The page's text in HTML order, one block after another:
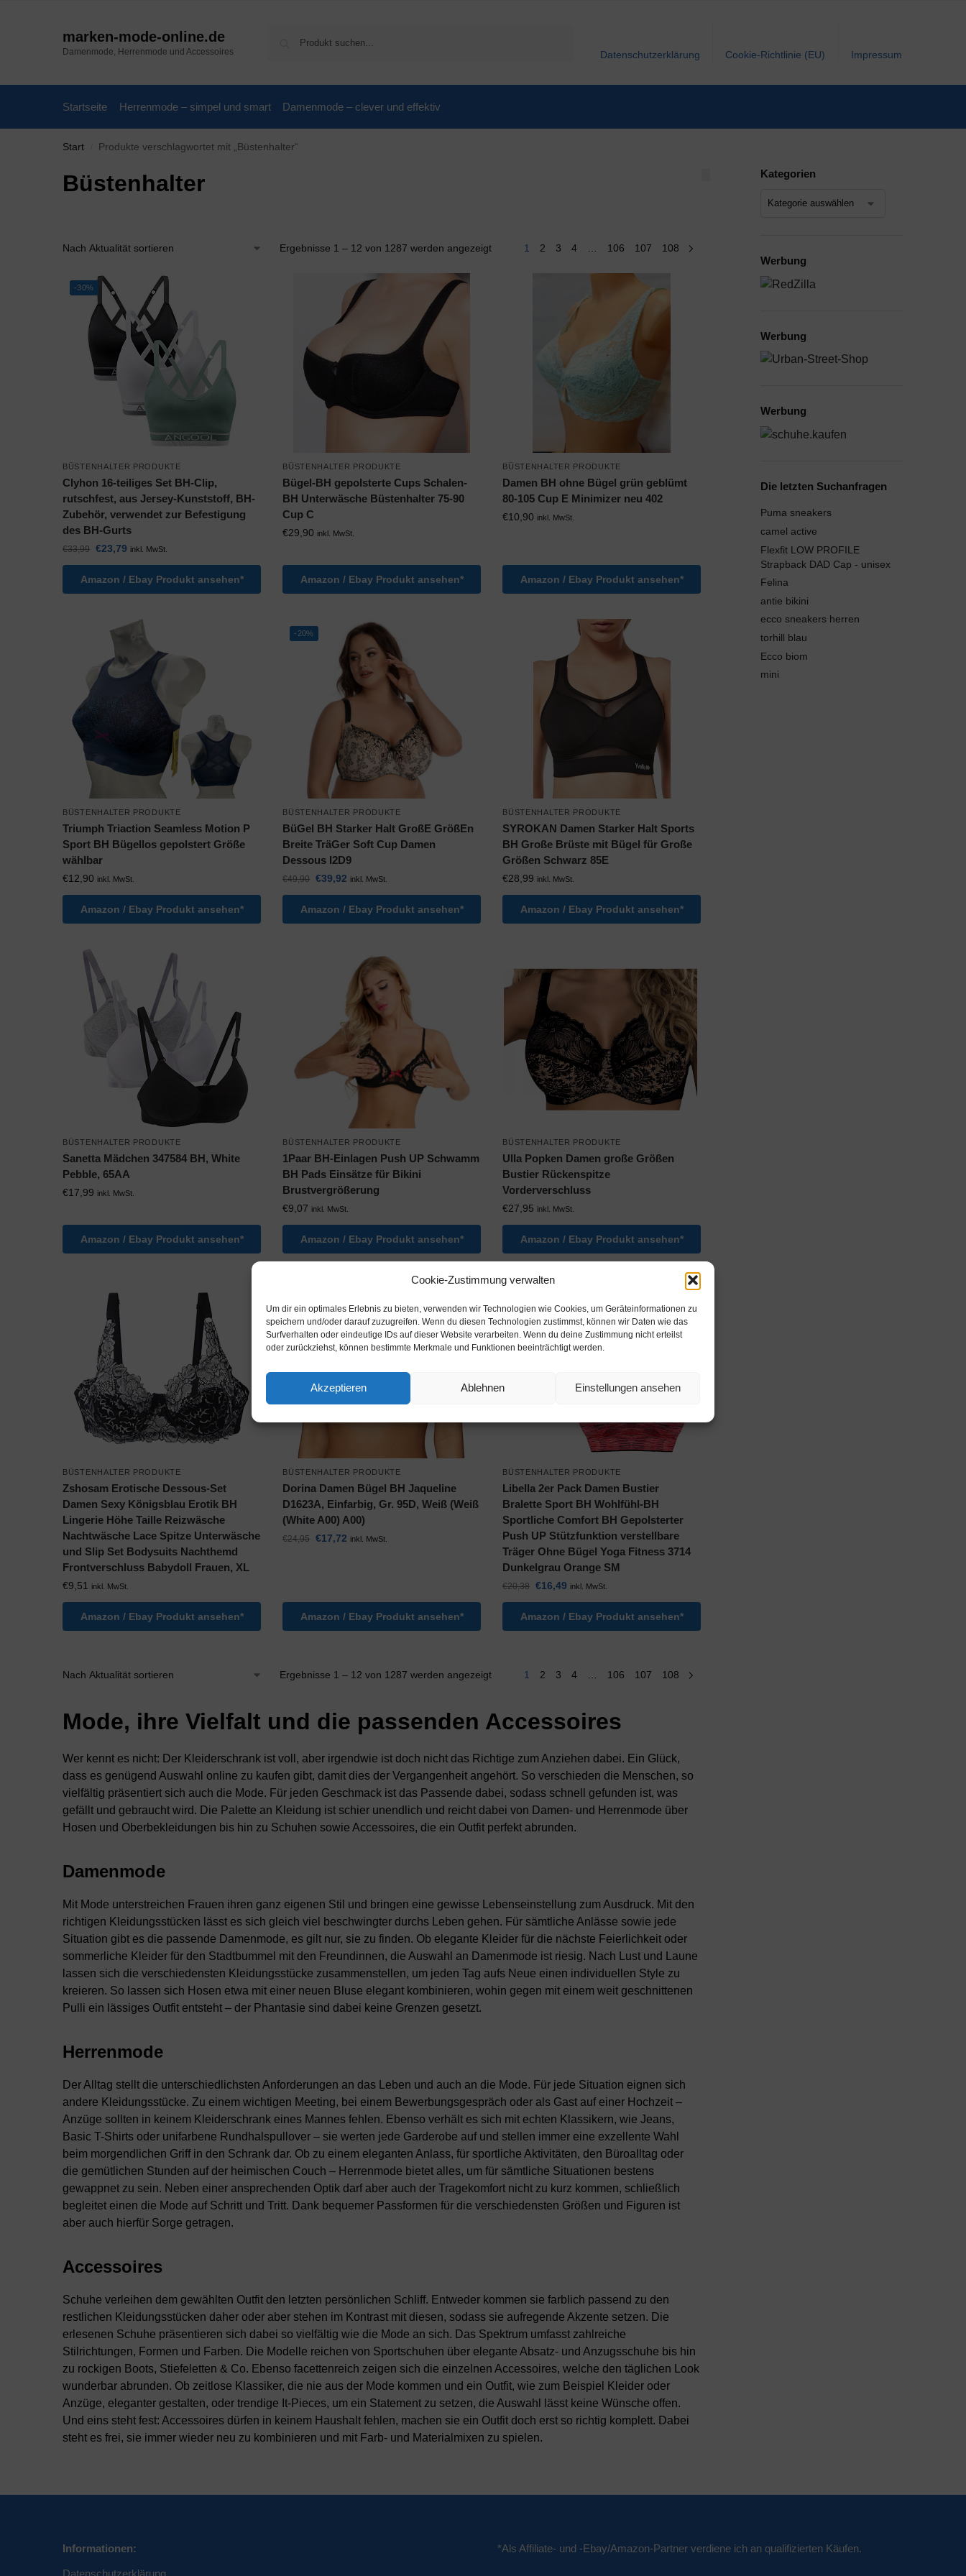
Cookie-Zustimmung verwalten
Um dir ein optimales Erlebnis zu bieten, verwenden wir Technologien wie Cookies, um Geräteinformationen zu
speichern und/oder darauf zuzugreifen. Wenn du diesen Technologien zustimmst, können wir Daten wie das
Surfverhalten oder eindeutige IDs auf dieser Website verarbeiten. Wenn du deine Zustimmung nicht erteilst
oder zurückziehst, können bestimmte Merkmale und Funktionen beeinträchtigt werden.
Akzeptieren Ablehnen Einstellungen ansehen
marken-mode-online.de
Damenmode, Herrenmode und Accessoires Datenschutzerklärung Cookie-Richtlinie (EU) Impressum
Startseite Herrenmode – simpel und smart Damenmode – clever und effektiv
Start Produkte verschlagwortet mit „Büstenhalter“
Büstenhalter
Ergebnisse 1 – 12 von 1287 werden angezeigt 1 2 3 4 106 107 108
-30%
BÜSTENHALTER PRODUKTE
Clyhon 16-teiliges Set BH-Clip,
rutschfest, aus Jersey-Kunststoff, BH-
Zubehör, verwendet zur Befestigung
des BH-Gurts
€33,99 €23,79 inkl. MwSt.
Amazon / Ebay Produkt ansehen*
BÜSTENHALTER PRODUKTE
Bügel-BH gepolsterte Cups Schalen-
BH Unterwäsche Büstenhalter 75-90
Cup C
€29,90 inkl. MwSt.
Amazon / Ebay Produkt ansehen*
BÜSTENHALTER PRODUKTE
Damen BH ohne Bügel grün geblümt
80-105 Cup E Minimizer neu 402
€10,90 inkl. MwSt.
Amazon / Ebay Produkt ansehen*
BÜSTENHALTER PRODUKTE
Triumph Triaction Seamless Motion P
Sport BH Bügellos gepolstert Größe
wählbar
€12,90 inkl. MwSt.
Amazon / Ebay Produkt ansehen*
-20%
BÜSTENHALTER PRODUKTE
BüGel BH Starker Halt GroßE GrößEn
Breite TräGer Soft Cup Damen
Dessous I2D9
€49,90 €39,92 inkl. MwSt.
Amazon / Ebay Produkt ansehen*
BÜSTENHALTER PRODUKTE
SYROKAN Damen Starker Halt Sports
BH Große Brüste mit Bügel für Große
Größen Schwarz 85E
€28,99 inkl. MwSt.
Amazon / Ebay Produkt ansehen*
BÜSTENHALTER PRODUKTE
Sanetta Mädchen 347584 BH, White
Pebble, 65AA
€17,99 inkl. MwSt.
Amazon / Ebay Produkt ansehen*
BÜSTENHALTER PRODUKTE
1Paar BH-Einlagen Push UP Schwamm
BH Pads Einsätze für Bikini
Brustvergrößerung
€9,07 inkl. MwSt.
Amazon / Ebay Produkt ansehen*
BÜSTENHALTER PRODUKTE
Ulla Popken Damen große Größen
Bustier Rückenspitze
Vorderverschluss
€27,95 inkl. MwSt.
Amazon / Ebay Produkt ansehen*
BÜSTENHALTER PRODUKTE
Zshosam Erotische Dessous-Set
Damen Sexy Königsblau Erotik BH
Lingerie Höhe Taille Reizwäsche
Nachtwäsche Lace Spitze Unterwäsche
und Slip Set Bodysuits Nachthemd
Frontverschluss Babydoll Frauen, XL
€9,51 inkl. MwSt.
Amazon / Ebay Produkt ansehen*
BÜSTENHALTER PRODUKTE
Dorina Damen Bügel BH Jaqueline
D1623A, Einfarbig, Gr. 95D, Weiß (Weiß
(White A00) A00)
€24,95 €17,72 inkl. MwSt.
Amazon / Ebay Produkt ansehen*
BÜSTENHALTER PRODUKTE
Libella 2er Pack Damen Bustier
Bralette Sport BH Wohlfühl-BH
Sportliche Comfort BH Gepolsterter
Push UP Stützfunktion verstellbare
Träger Ohne Bügel Yoga Fitness 3714
Dunkelgrau Orange SM
€20,38 €16,49 inkl. MwSt.
Amazon / Ebay Produkt ansehen*
Ergebnisse 1 – 12 von 1287 werden angezeigt 1 2 3 4 106 107 108
Mode, ihre Vielfalt und die passenden Accessoires
Wer kennt es nicht: Der Kleiderschrank ist voll, aber irgendwie ist doch nicht das Richtige zum Anziehen dabei. Ein Glück,
dass es genügend Auswahl online zu kaufen gibt, damit dies der Vergangenheit angehört. So verschieden die Menschen, so
vielfältig präsentiert sich auch die Mode. Für jeden Geschmack ist das Passende dabei, sodass schnell gefunden ist, was
gefällt und gebraucht wird. Die Palette an Kleidung ist schier unendlich und reicht dabei von Damen- und Herrenmode über
Hosen und Oberbekleidungen bis hin zu Schuhen sowie Accessoires, die ein Outfit perfekt abrunden.
Damenmode
Mit Mode unterstreichen Frauen ihren ganz eigenen Stil und bringen eine gewisse Lebenseinstellung zum Ausdruck. Mit den
richtigen Kleidungsstücken lässt es sich gleich viel beschwingter durchs Leben gehen. Für sämtliche Anlässe sowie jede
Situation gibt es die passende Damenmode, es gilt nur, sie zu finden. Ob elegante Kleider für die nächste Feierlichkeit oder
sommerliche Kleider für den Stadtbummel mit den Freundinnen, die Auswahl an Damenmode ist riesig. Nach Lust und Laune
lassen sich die verschiedensten Kleidungsstücke zusammenstellen, um jeden Tag aufs Neue einen individuellen Style zu
kreieren. So lassen sich Hosen etwa mit einer neuen Bluse elegant kombinieren, wohin gegen mit einem weit geschnittenen
Pulli ein lässiges Outfit entsteht – der Phantasie sind dabei keine Grenzen gesetzt.
Herrenmode
Der Alltag stellt die unterschiedlichsten Anforderungen an das Leben und auch an die Mode. Für jede Situation eignen sich
andere Kleidungsstücke. Zu einem wichtigen Meeting, bei einem Bewerbungsgespräch oder als Gast auf einer Hochzeit –
Anzüge sollten in keinem Kleiderschrank eines Mannes fehlen. Ebenso verhält es sich mit echten Klassikern, wie Jeans,
Basic T-Shirts oder unifarbene Rundhalspullover – sie werten jede Garderobe auf und stellen immer eine exzellente Wahl
beim morgendlichen Griff in den Schrank dar. Ob zu einem eleganten Anlass, für sportliche Aktivitäten, den Büroalltag oder
die gemütlichen Stunden auf der heimischen Couch – Herrenmode bietet alles, um für sämtliche Situationen bestens
gewappnet zu sein. Neben einer ansprechenden Optik darf aber auch der Tragekomfort nicht zu kurz kommen, schließlich
begleitet einen die Mode auf Schritt und Tritt. Dank bequemer Passformen für die verschiedensten Größen und Figuren ist
aber auch hierfür Sorge getragen.
Accessoires
Schuhe verleihen dem gewählten Outfit den letzten persönlichen Schliff. Entweder kommen sie farblich passend zu den
restlichen Kleidungsstücken daher oder aber stehen im Kontrast mit diesen, sodass sie aufregende Akzente setzen. Die
erlesenen Schuhe präsentieren sich dabei so vielfältig wie die Mode an sich. Das Spektrum umfasst zahlreiche
Stilrichtungen, Formen und Farben. Die Modelle reichen von Sportschuhen über elegante Absatz- und Anzugsschuhe bis hin
zu rockigen Boots, Stiefeletten & Co. Ebenso facettenreich zeigen sich die einzelnen Accessoires, welche den täglichen Look
wunderbar abrunden. Ob zeitlose Klassiker, die nie aus der Mode kommen und ein Outfit, wie zum Beispiel Kleider oder
Anzüge, eleganter gestalten, oder trendige It-Pieces, um ein Statement zu setzen, die Auswahl lässt keine Wünsche offen.
Und eins steht fest: Accessoires dürfen in keinem Haushalt fehlen, machen sie ein Outfit doch erst so richtig komplett. Dabei
steht es frei, sie immer wieder neu zu kombinieren und mit Farb- und Materialmixen zu spielen.
Kategorien
Werbung
Werbung
Werbung
Die letzten Suchanfragen
Puma sneakers
camel active
Flexfit LOW PROFILE
Strapback DAD Cap - unisex
Felina
antie bikini
ecco sneakers herren
torhill blau
Ecco biom
mini
Informationen:
Datenschutzerklärung
*Als Affiliate- und -Ebay/Amazon-Partner verdiene ich an qualifizierten Käufen.